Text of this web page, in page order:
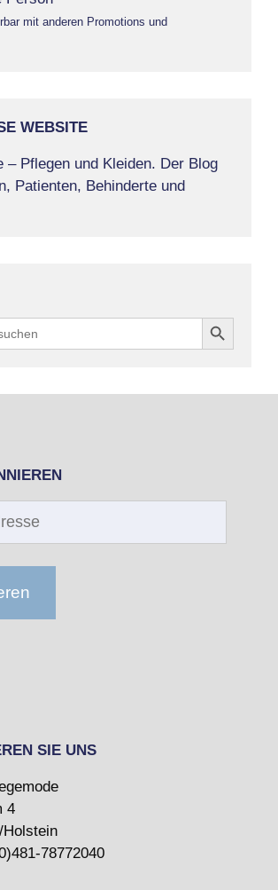
mit anderen Promotions und
WEBSITE
– Pflegen und Kleiden. Der Blog
Patienten, Behinderte und
Search Button
SIE UNS
4
Holstein
78772040